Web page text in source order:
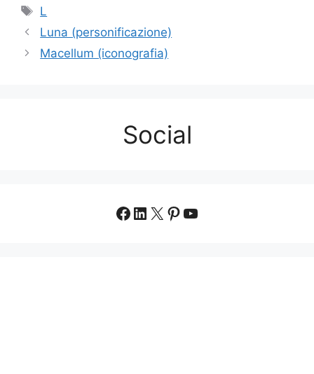
Tag
L
Luna (personificazione)
Macellum (iconografia)
Social
Facebook
LinkedIn
X Pinterest
YouTube